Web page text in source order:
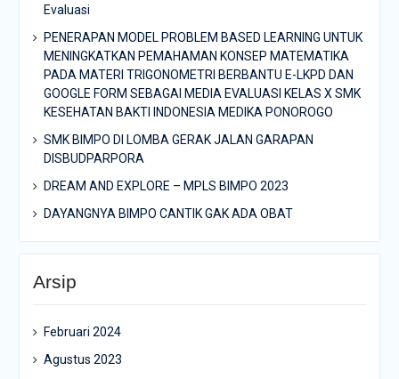
Evaluasi
PENERAPAN MODEL PROBLEM BASED LEARNING UNTUK
MENINGKATKAN PEMAHAMAN KONSEP MATEMATIKA
PADA MATERI TRIGONOMETRI BERBANTU E-LKPD DAN
GOOGLE FORM SEBAGAI MEDIA EVALUASI KELAS X SMK
KESEHATAN BAKTI INDONESIA MEDIKA PONOROGO
SMK BIMPO DI LOMBA GERAK JALAN GARAPAN
DISBUDPARPORA
DREAM AND EXPLORE – MPLS BIMPO 2023
DAYANGNYA BIMPO CANTIK GAK ADA OBAT
Arsip
Februari 2024
Agustus 2023